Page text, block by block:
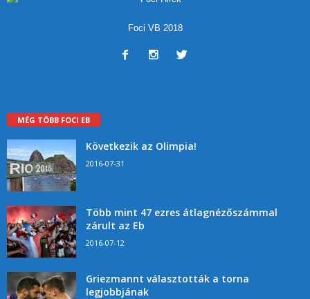
Foci VB 2018
MÉG TÖBB FOCI EB
Következik az Olimpia!
2016-07-31
Több mint 47 ezres átlagnézőszámmal
zárult az Eb
2016-07-12
Griezmannt választották a torna
legjobbjának